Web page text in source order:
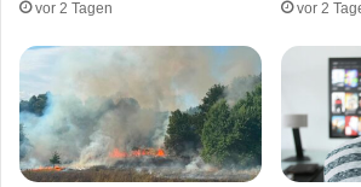
o
r
g
a
s
L
)
:
B
i
vor 2 Tagen vor 2